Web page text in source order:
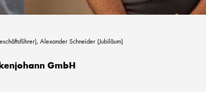
Alexander Schneider (Jubiläum)
GmbH